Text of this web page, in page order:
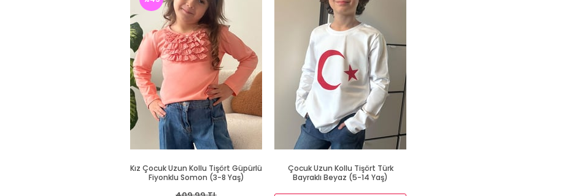
Kız Çocuk Uzun Kollu Tişört Güpürlü
Fiyonklu Somon (3-8 Yaş)
Çocuk Uzun Kollu Tişört Türk
Bayraklı Beyaz (5-14 Yaş)